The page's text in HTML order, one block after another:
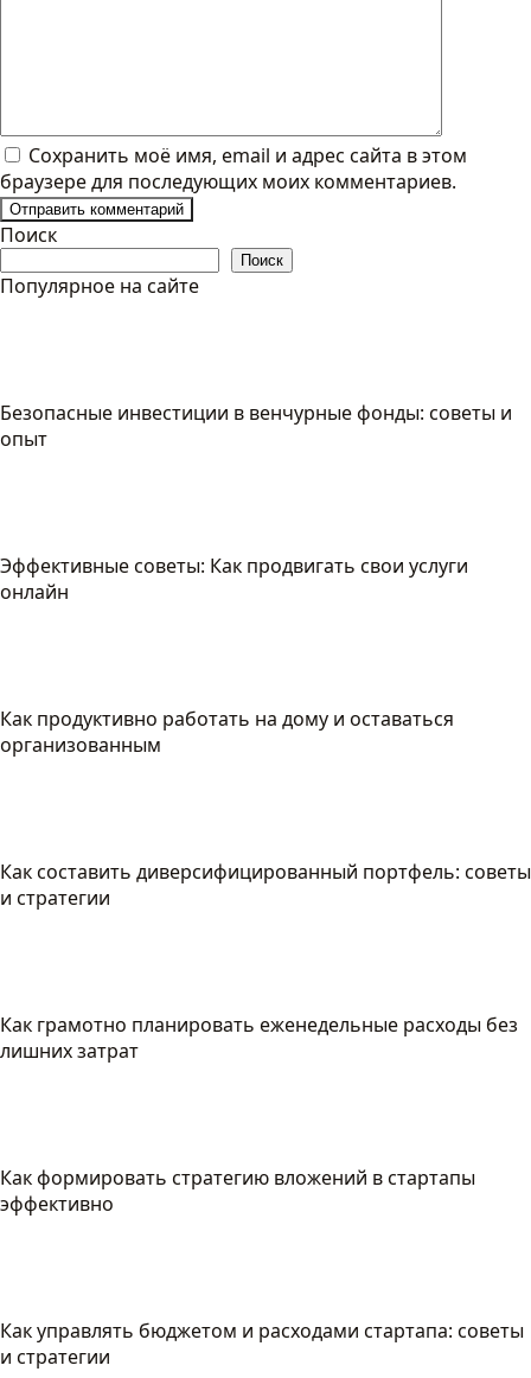
Сохранить моё имя, email и адрес сайта в этом
браузере для последующих моих комментариев.
Поиск
Поиск
Популярное на сайте
Безопасные инвестиции в венчурные фонды: советы и
опыт
Эффективные советы: Как продвигать свои услуги
онлайн
Как продуктивно работать на дому и оставаться
организованным
Как составить диверсифицированный портфель: советы
и стратегии
Как грамотно планировать еженедельные расходы без
лишних затрат
Как формировать стратегию вложений в стартапы
эффективно
Как управлять бюджетом и расходами стартапа: советы
и стратегии